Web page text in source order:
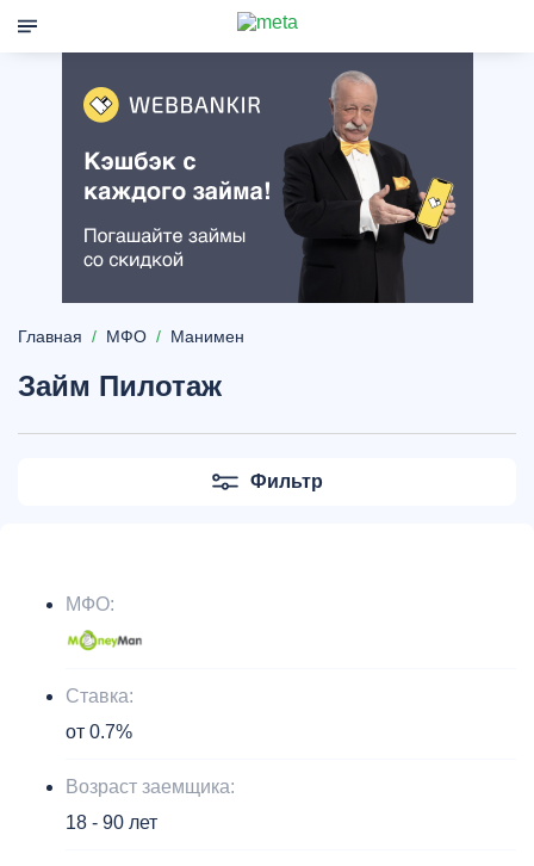
Главная МФО Манимен
Займ Пилотаж
Фильтр
МФО:
Ставка:
от 0.7%
Возраст заемщика:
18 - 90 лет